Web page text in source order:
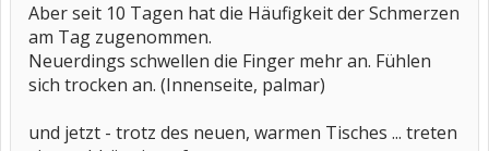
Aber seit 10 Tagen hat die Häufigkeit der Schmerzen
am Tag zugenommen.
Neuerdings schwellen die Finger mehr an. Fühlen
sich trocken an. (Innenseite, palmar)
und jetzt - trotz des neuen, warmen Tisches ... treten